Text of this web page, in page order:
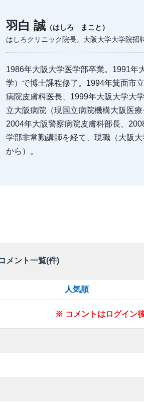
羽白 誠（はしろ まこと）
はしろクリニック院長。大阪大学大学院招
1986年大阪大学医学部卒業。1991年
学）で博士課程修了。1994年箕面市
病院皮膚科医長、1999年大阪大学大
立大阪病院（現国立病院機構大阪医療
2004年大阪警察病院皮膚科部長、
学部非常勤講師を経て、現職（大阪
から）。
メント一覧(件)
人気順
※ コメントはログイン